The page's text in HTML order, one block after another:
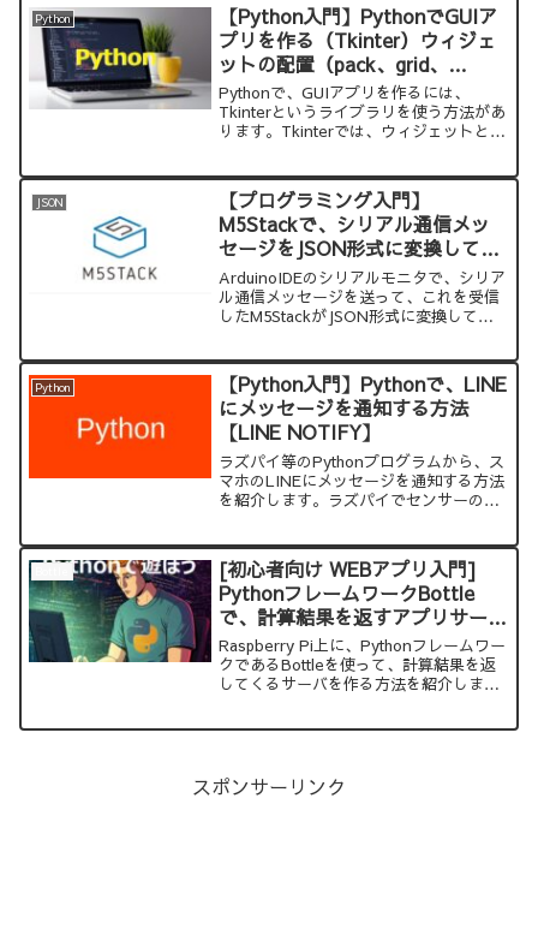
Python
【Python入門】PythonでGUIア
プリを作る（Tkinter）ウィジェ
ットの配置（pack、grid、
place）まとめ
Pythonで、GUIアプリを作るには、
Tkinterというライブラリを使う方法があ
ります。Tkinterでは、ウィジェットとい
ィジェットを配置する方法は、pack、
grid、placeという３つの方法がありま
す。
JSON
【プログラミング入門】
M5Stackで、シリアル通信メッ
セージをJSON形式に変換して
Wi-Fi（MQTT）でラズパイに送
る方法
ArduinoIDEのシリアルモニタで、シリア
ル通信メッセージを送って、これを受信
したM5StackがJSON形式に変換して、
Python
【Python入門】Pythonで、LINE
にメッセージを通知する方法
【LINE NOTIFY】
ラズパイ等のPythonプログラムから、ス
マホのLINEにメッセージを通知する方法
を紹介します。ラズパイでセンサーのエ
[初心者向け WEBアプリ入門]
PythonフレームワークBottle
で、計算結果を返すアプリサーバ
を作る
Raspberry Pi上に、Pythonフレームワー
クであるBottleを使って、計算結果を返
してくるサーバを作る方法を紹介しま
スポンサーリンク